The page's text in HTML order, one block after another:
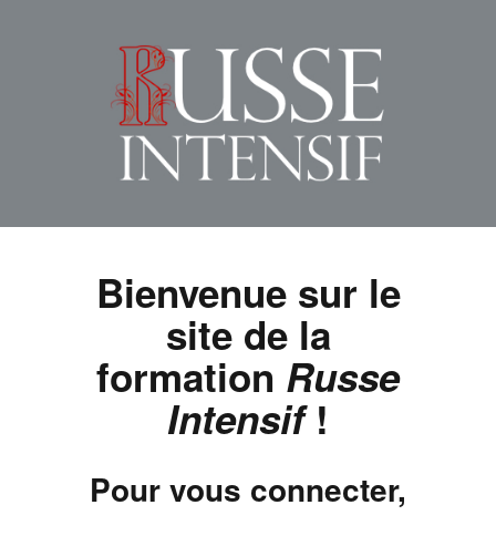
Bienvenue sur le
site de la
formation Russe
Intensif!
Pour vous connecter,